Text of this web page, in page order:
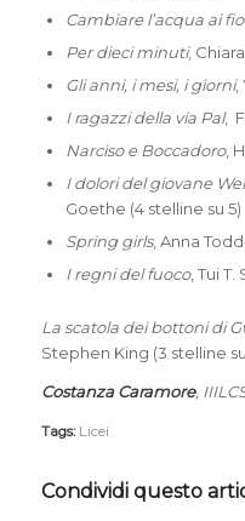
Cambiare l’acqua ai
Per dieci minuti,
Gli anni, i mesi, i giorni,
I ragazzi della via Pal,
Narciso e Boccadoro,
I dolori del giovane
Goethe (4 stelline su 5)
Spring girls, Anna
I regni del fuoco, Tui T.
La scatola dei bottoni di
Stephen King (3 stelline
Costanza Caramore,
Tags: Licei
Condividi questo